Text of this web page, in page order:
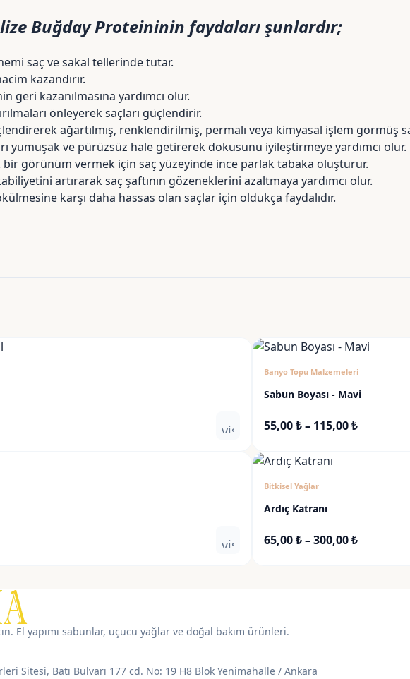
Buğday Proteininin faydaları şunlardır;
saç ve sakal tellerinde tutar.
kazandırır.
geri kazanılmasına yardımcı olur.
önleyerek saçları güçlendirir.
ağartılmış, renklendirilmiş, permalı veya kimyasal işlem görmüş
yumuşak ve pürüzsüz hale getirerek dokusunu iyileştirmeye yardımcı olur.
görünüm vermek için saç yüzeyinde ince parlak tabaka oluşturur.
artırarak saç şaftının gözeneklerini azaltmaya yardımcı olur.
karşı daha hassas olan saçlar için oldukça faydalıdır.
visibility
Banyo Topu Malzemeleri
Sabun Boyası - Mavi
55,00₺– 115,00₺Fiyat
visibility
Bitkisel Yağlar
Ardıç Katranı
65,00₺–300,00₺Fiyat
El yapımı sabunlar, uçucu yağlar ve doğal bakım ürünleri.
Sitesi, Batı Bulvarı 177 cd. No: 19 H8 Blok Yenimahalle / Ankara